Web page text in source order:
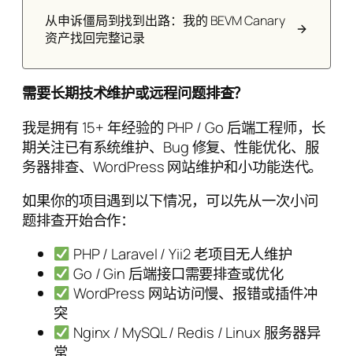
从申诉僵局到找到出路：我的 BEVM Canary
资产找回完整记录
需要长期技术维护或远程问题排查？
我是拥有 15+ 年经验的 PHP / Go 后端工程师，长
期关注已有系统维护、Bug 修复、性能优化、服
务器排查、WordPress 网站维护和小功能迭代。
如果你的项目遇到以下情况，可以先从一次小问
题排查开始合作：
PHP / Laravel / Yii2 老项目无人维护
Go / Gin 后端接口需要排查或优化
WordPress 网站访问慢、报错或插件冲
突
Nginx / MySQL / Redis / Linux 服务器异